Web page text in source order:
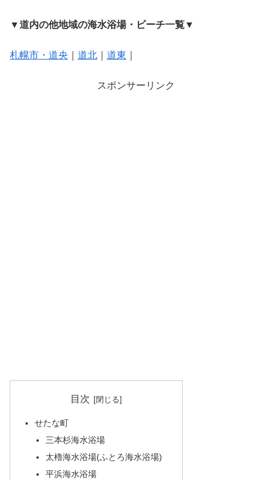
▼道内の他地域の海水浴場・ビーチ一覧▼
札幌市・道央 道北 道東
スポンサーリンク
目次
せたな町
三本杉海水浴場
太櫓海水浴場(ふとろ海水浴場)
平浜海水浴場